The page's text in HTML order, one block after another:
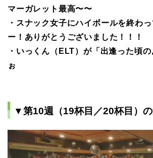
マーガレット最高〜〜
・スナック女子にハイボールを終わ
ー！ありがとうございました！！！
・いっくん（ELT）が「出逢った頃
ぉ
▼第10週（19杯目／20杯目）